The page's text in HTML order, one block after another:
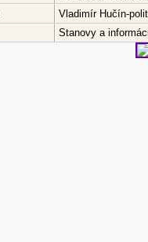
Vladimír Hučín-
Stanovy a